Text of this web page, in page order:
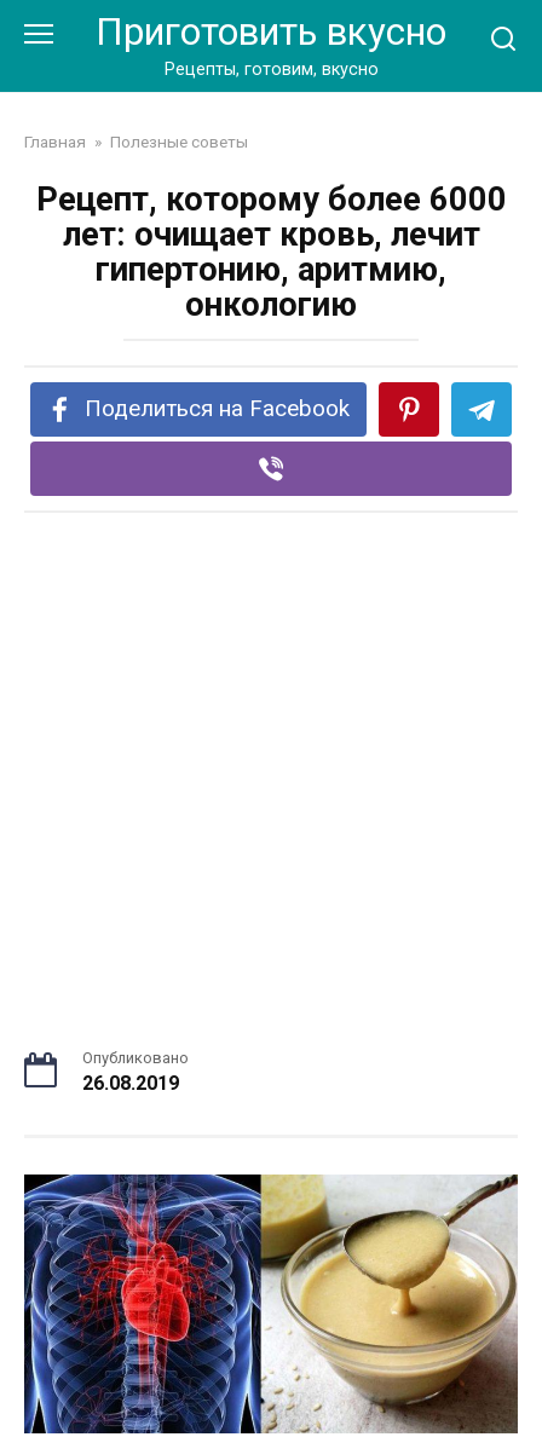
Приготовить вкусно
Рецепты, готовим, вкусно
Главная » Полезные советы
Рецепт, которому более 6000
лет: очищает кровь, лечит
гипертонию, аритмию,
онкологию
Поделиться на Facebook
Опубликовано
26.08.2019